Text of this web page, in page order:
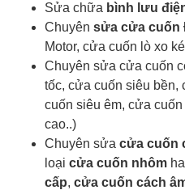
Sửa chữa bình lưu
Chuyên sửa cửa cuốn
Motor, cửa cuốn lò xo
Chuyên sửa cửa cuốn
tốc, cửa cuốn siêu bền,
cuốn siêu êm, cửa
cao..)
Chuyên sửa cửa cuốn
loại cửa cuốn nhôm
cấp, cửa cuốn cách